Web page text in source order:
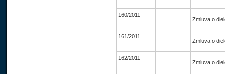
160/2011
Zmluva o
161/2011
Zmluva o
162/2011
Zmluva o